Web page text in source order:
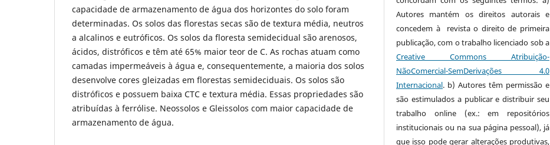
capacidade de armazenamento de água dos horizontes do solo foram
determinadas. Os solos das florestas secas são de textura média, neutros
a alcalinos e eutróficos. Os solos da floresta semidecidual são arenosos,
ácidos, distróficos e têm até 65% maior teor de C. As rochas atuam como
camadas impermeáveis à água e, consequentemente, a maioria dos solos
desenvolve cores gleizadas em florestas semideciduais. Os solos são
distróficos e possuem baixa CTC e textura média. Essas propriedades são
atribuídas à ferrólise. Neossolos e Gleissolos com maior capacidade de
armazenamento de água.
Autores mantém os direitos autorais e
concedem à revista o direito de primeira
publicação, com o trabalho licenciado sob a
Creative Commons Atribuição-
NãoComercial-SemDerivações 4.0
Internacional. b) Autores têm permissão e
são estimulados a publicar e distribuir seu
trabalho online (ex.: em repositórios
institucionais ou na sua página pessoal), já
que isso pode gerar alterações produtivas,